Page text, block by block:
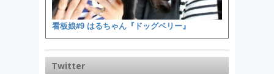
看板娘#9 はるちゃん『ドッグベリー』
Twitter